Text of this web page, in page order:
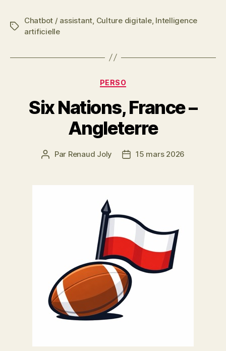
Étiquettes
Chatbot / assistant Culture digitale, Intelligence
artificielle
Catégories
PERSO
Six Nations, France –
Angleterre
Auteur
Par Renaud Joly
Date15 mars 2026